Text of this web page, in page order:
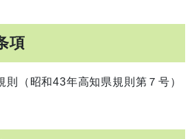
項
則（昭和43年高知県規則第７号）